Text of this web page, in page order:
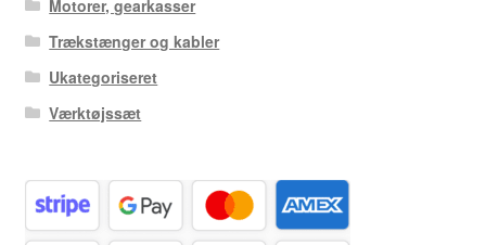
Motorer, gearkasser
Trækstænger og kabler
Ukategoriseret
Værktøjssæt